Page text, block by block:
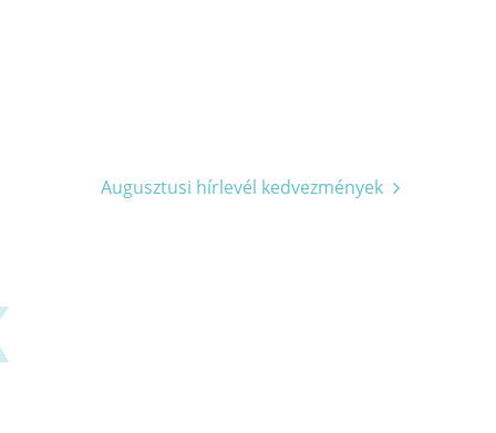
Augusztusi hírlevél kedvezmények